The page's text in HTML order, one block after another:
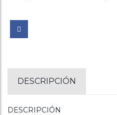
DESCRIPCIÓN
DESCRIPCIÓN